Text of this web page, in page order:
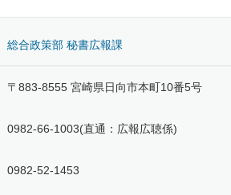
総合政策部 秘書広報課
〒883-8555 宮崎県日向市本町10番5号
0982-66-1003(直通：広報広聴係)
0982-52-1453